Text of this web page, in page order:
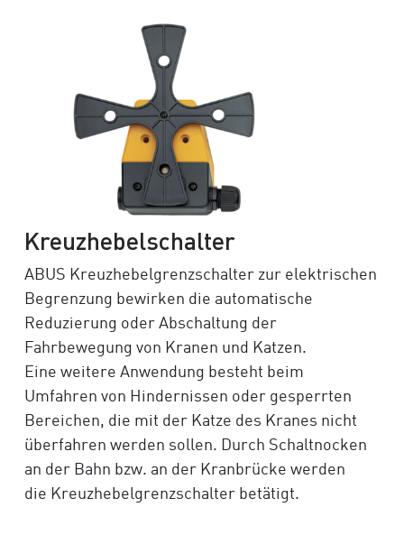
Kreuzhebelschalter
ABUS Kreuzhebelgrenzschalter zur elektrischen
Begrenzung bewirken die automatische
Reduzierung oder Abschaltung der
Fahrbewegung von Kranen und Katzen.
Eine weitere Anwendung besteht beim
Umfahren von Hindernissen oder gesperrten
Bereichen, die mit der Katze des Kranes nicht
überfahren werden sollen. Durch Schaltnocken
an der Bahn bzw. an der Kranbrücke werden
die Kreuzhebelgrenzschalter betätigt.